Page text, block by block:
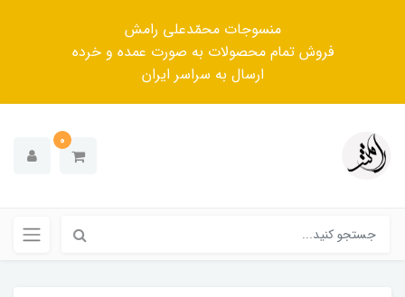
منسوجات محمّدعلی رامش
فروش تمام محصولات به صورت عمده و خرده
ارسال به سراسر ایران
0